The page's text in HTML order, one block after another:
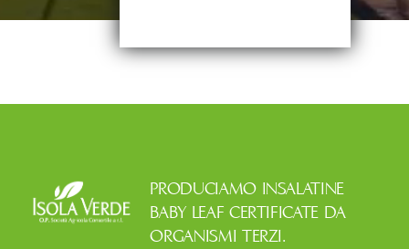
PRODUCIAMO INSALATINE
BABY LEAF CERTIFICATE DA
ORGANISMI TERZI.